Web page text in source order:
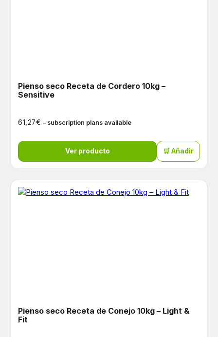
Pienso seco Receta de Cordero 10kg –
Sensitive
61,27€ – subscription plans available
Ver producto 🛒 Añadir
Pienso seco Receta de Conejo 10kg – Light &
Fit